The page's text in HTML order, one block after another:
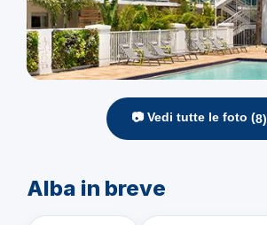
📷 Vedi tutte le foto (8)
Alba in breve